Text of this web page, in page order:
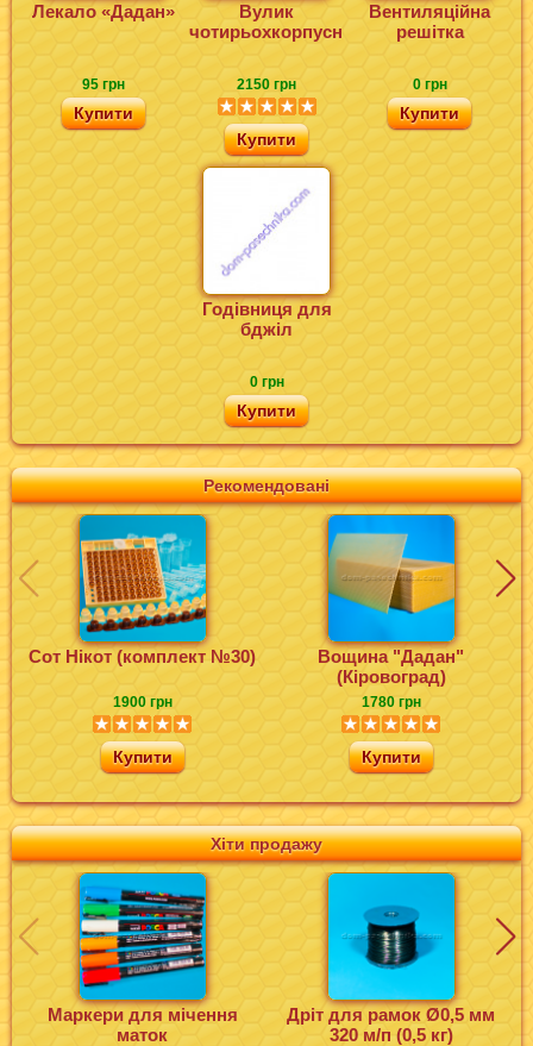
Хіти продажу
Маркери для мічення
маток
Дріт для рамок Ø0,5 мм
320 м/п (0,5 кг)
Рекомендовані
Сот Нікот (комплект №30)
1900 грн
Купити
Вощина "Дадан"
(Кіровоград)
1780 грн
Купити
Лекало «Дадан»
95 грн
Купити
Вулик
чотирьохкорпусний
2150 грн
Купити
Вентиляційна
решітка
0 грн
Купити
Годівниця для
бджіл
0 грн
Купити